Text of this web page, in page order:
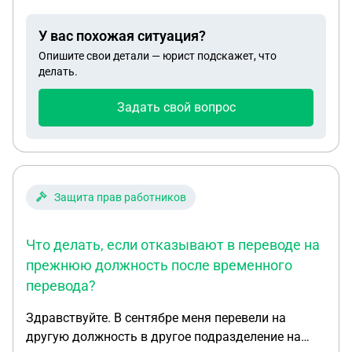
У вас похожая ситуация?
Опишите свои детали — юрист подскажет, что
делать.
Задать свой вопрос
Защита прав работников
Что делать, если отказывают в переводе на
прежнюю должность после временного
перевода?
Здравствуйте. В сентябре меня перевели на
другую должность в другое подразделение на